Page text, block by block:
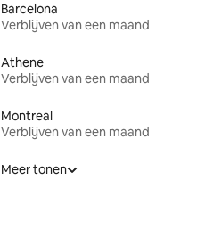
Barcelona
Verblijven van een maand
Athene
Verblijven van een maand
Montreal
Verblijven van een maand
Meer tonen